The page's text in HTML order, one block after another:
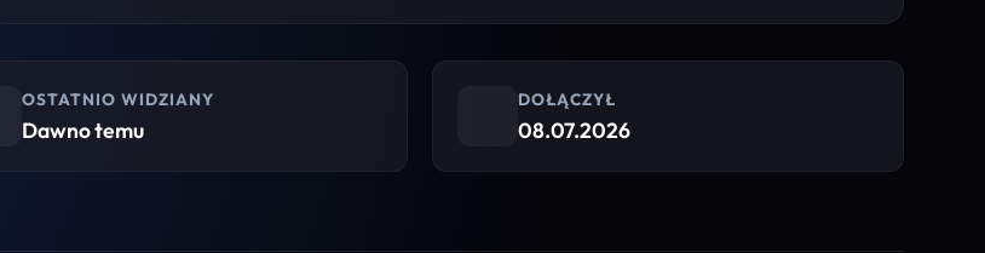
OSTATNIO WIDZIANY
Dawno temu
DOŁĄCZYŁ
08.07.2026